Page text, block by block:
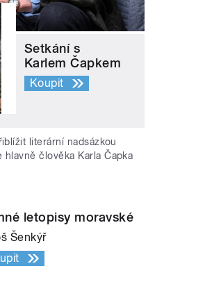
Setkání s
Karlem Čapkem
Koupit
literární nadsázkou
člověka Karla Čapka
letopisy moravské
Šenkýř